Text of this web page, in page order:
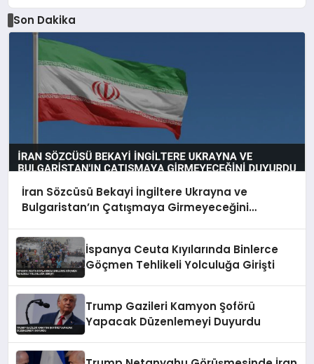
Son Dakika
İran Sözcüsü Bekayi İngiltere Ukrayna ve
Bulgaristan’ın Çatışmaya Girmeyeceğini
İspanya Ceuta Kıyılarında Binlerce
Göçmen Tehlikeli Yolculuğa Girişti
Trump Gazileri Kamyon Şoförü
Yapacak Düzenlemeyi Duyurdu